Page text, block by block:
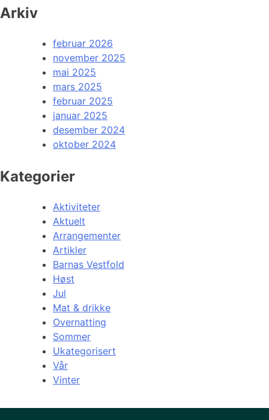
Arkiv
februar 2026
november 2025
mai 2025
mars 2025
februar 2025
januar 2025
desember 2024
oktober 2024
Kategorier
Aktiviteter
Aktuelt
Arrangementer
Artikler
Barnas Vestfold
Høst
Jul
Mat & drikke
Overnatting
Sommer
Ukategorisert
Vår
Vinter